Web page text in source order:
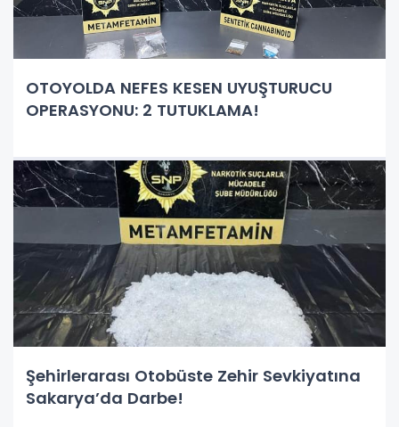
OTOYOLDA NEFES KESEN UYUŞTURUCU
OPERASYONU: 2 TUTUKLAMA!
Şehirlerarası Otobüste Zehir Sevkiyatına
Sakarya’da Darbe!